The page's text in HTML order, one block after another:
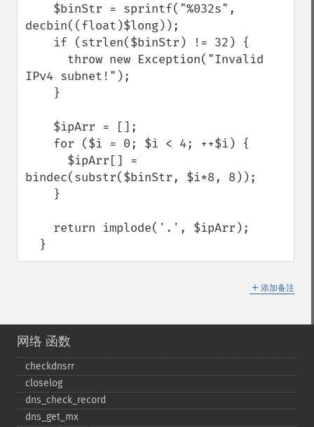
decbin((float)$long));
IPv4 subnet!");
bindec(substr($binStr, $i*8, 8));
  }
＋ 添加备注
网络 函数
checkdnsrr
closelog
dns_​check_​record
dns_​get_​mx